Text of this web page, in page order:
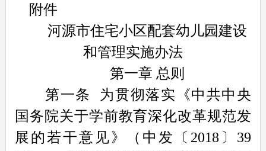
附件
河源市住宅小区配套幼儿园建设
和管理实施办法
第一章 总则
第一条
为贯彻落实《中共中央
国务院关于学前教育深化改革规范发
展的若干意见》（中发〔2018〕39